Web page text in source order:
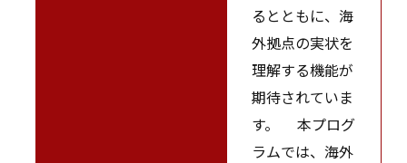
るとともに、海
外拠点の実状を
理解する機能が
期待されていま
す。 本プログ
ラムでは、海外